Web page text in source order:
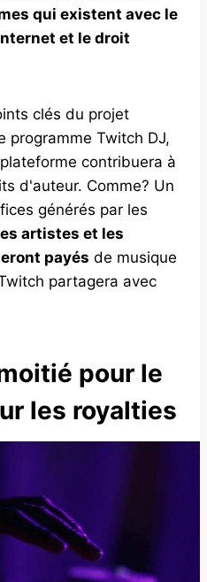
qui existent avec le
et le droit
clés du projet
programme Twitch DJ,
contribuera à
d'auteur. Comme? Un
générés par les
artistes et les
payés de musique
partagera avec
pour le
les royalties